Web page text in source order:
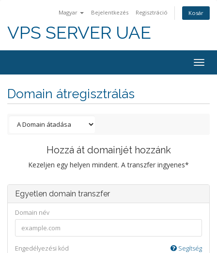
Magyar Bejelentkezés Regisztráció Kosár
VPS SERVER UAE
Domain átregisztrálás
Hozzá át domainjét hozzánk
Kezeljen egy helyen mindent. A transzfer ingyenes*
Egyetlen domain transzfer
Domain név
Engedélyezési kód Segítség